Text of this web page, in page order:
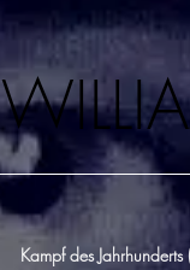
Kampf des Jahrhunderts